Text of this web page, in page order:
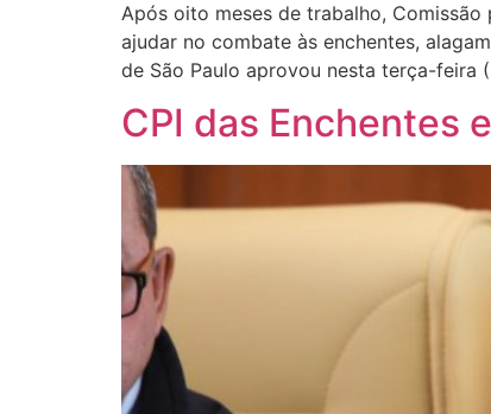
Após oito meses de trabalho,
ajudar no combate às enchentes,
de São Paulo aprovou nesta terça-
CPI das Enchentes